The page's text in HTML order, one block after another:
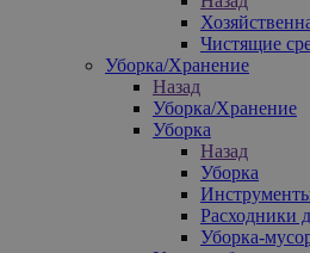
Чистящие
Уборка/Хранение
Назад
Уборка/Хранение
Уборка
Назад
Уборка
Расходники
Уборка-